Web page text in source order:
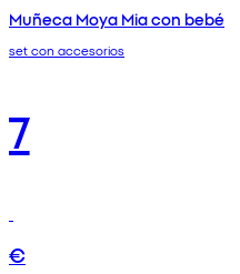
Muñeca Moya Mia con bebé
set con accesorios
7
€